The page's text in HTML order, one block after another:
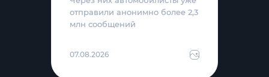
отправили анонимно более 2,3
млн сообщений
07.08.2026